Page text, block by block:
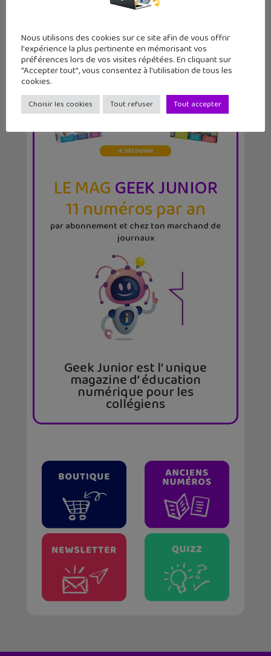
LE MAGGEEK JUNIOR
11 numéros par an
par abonnement et chez ton marchand de
journaux
Geek Junior est l’ unique
magazine d’ éducation
numérique pour les
collégiens
Nous utilisons des cookies sur ce site afin de vous offrir
l'expérience la plus pertinente en mémorisant vos
préférences lors de vos visites répétées. En cliquant sur
"Accepter tout", vous consentez à l'utilisation de tous les
cookies.
Choisir les cookies Tout refuser Tout accepter